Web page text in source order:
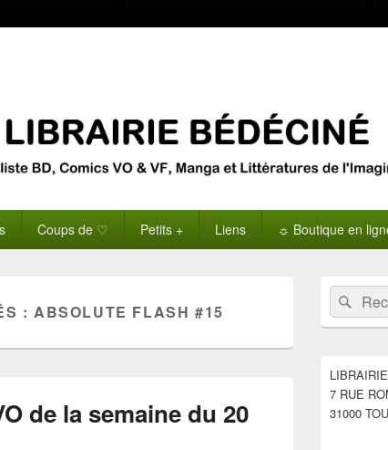
Coups de ♡ Petits + Liens ☼ Boutique en
:ABSOLUTE FLASH #15
de la semaine du 20
Zone
principale
de
widget
barre
latérale
Recherche
7 RUE
31000